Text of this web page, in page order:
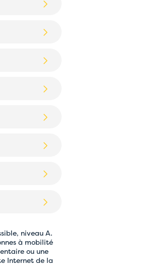
niveau A.
à mobilité
ou une
Internet de la